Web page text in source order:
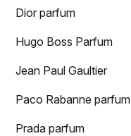
Dior parfum
Hugo Boss Parfum
Jean Paul Gaultier
Paco Rabanne parfum
Prada parfum